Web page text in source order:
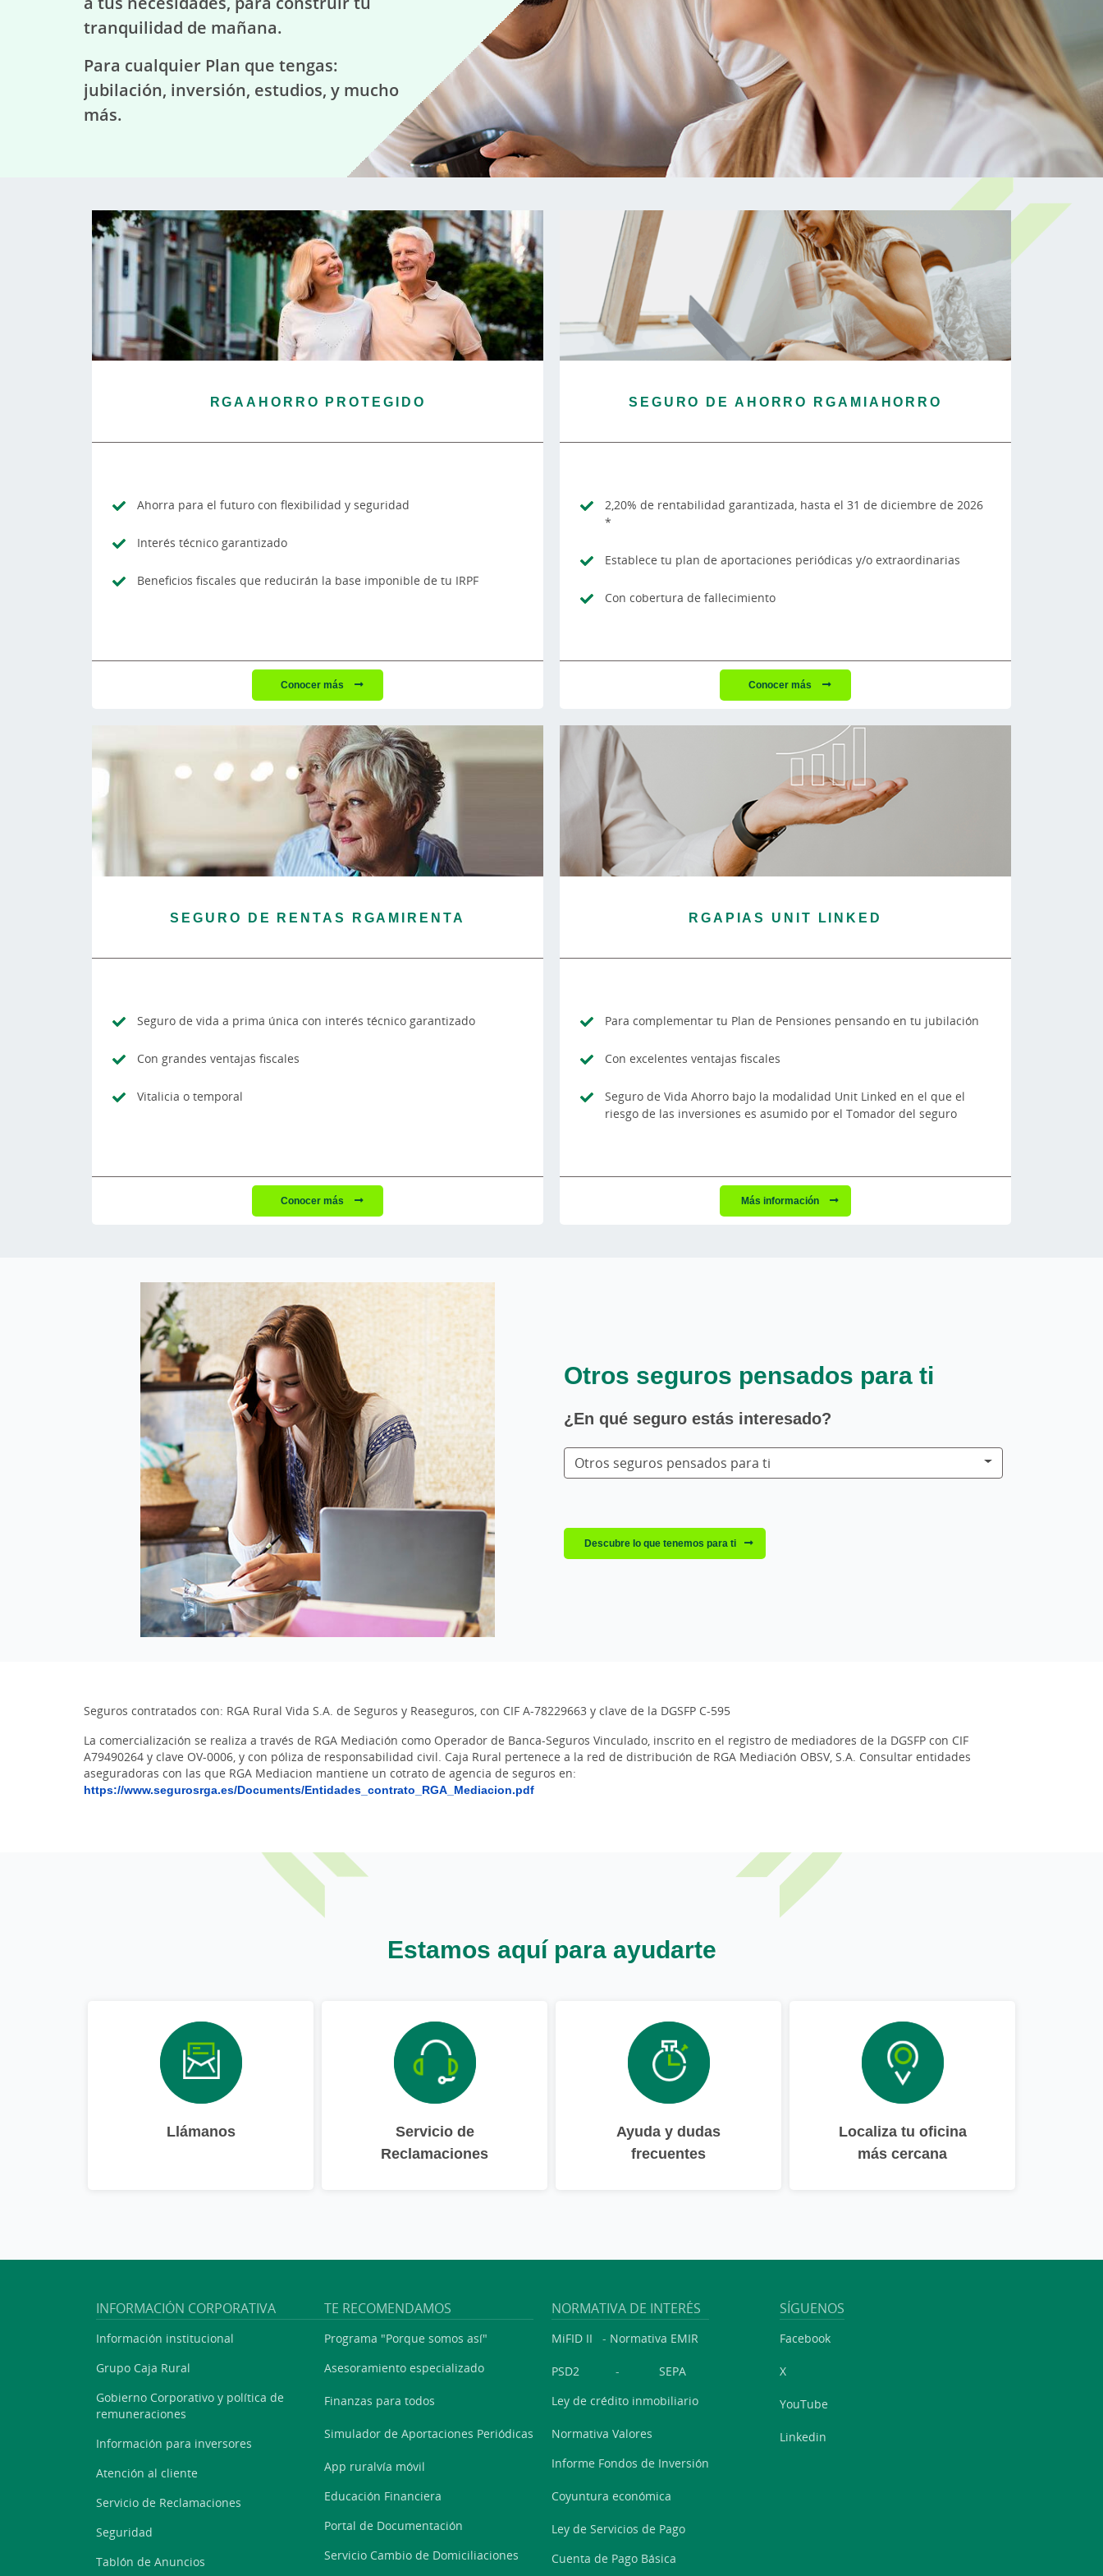
tranquilidad de mañana.
Para cualquier Plan que tengas:
jubilación, inversión, estudios, y mucho
más.
RGAAHORRO PROTEGIDO
Ahorra para el futuro con flexibilidad y seguridad
Interés técnico garantizado
Beneficios fiscales que reducirán la base imponible de tu IRPF
Conocer más
SEGURO DE AHORRO RGAMIAHORRO
2,20% de rentabilidad garantizada, hasta el 31 de diciembre de 2026
*
Establece tu plan de aportaciones periódicas y/o extraordinarias
Con cobertura de fallecimiento
Conocer más
SEGURO DE RENTAS RGAMIRENTA
Seguro de vida a prima única con interés técnico garantizado
Con grandes ventajas fiscales
Vitalicia o temporal
Conocer más
RGAPIAS UNIT LINKED
Para complementar tu Plan de Pensiones pensando en tu jubilación
Con excelentes ventajas fiscales
Seguro de Vida Ahorro bajo la modalidad Unit Linked en el que el
riesgo de las inversiones es asumido por el Tomador del seguro
Más información
Otros seguros pensados para ti
¿En qué seguro estás interesado?
Otros seguros pensados para ti
Descubre lo que tenemos para ti
Seguros contratados con: RGA Rural Vida S.A. de Seguros y Reaseguros, con CIF A-78229663 y clave de la DGSFP C-595
La comercialización se realiza a través de RGA Mediación como Operador de Banca-Seguros Vinculado, inscrito en el registro de mediadores de la DGSFP con CIF
A79490264 y clave OV-0006, y con póliza de responsabilidad civil. Caja Rural pertenece a la red de distribución de RGA Mediación OBSV, S.A. Consultar entidades
aseguradoras con las que RGA Mediacion mantiene un cotrato de agencia de seguros en:
https://www.segurosrga.es/Documents/Entidades_contrato_RGA_Mediacion.pdf
Estamos aquí para ayudarte
Llámanos
Servicio de
Reclamaciones
Ayuda y dudas
frecuentes
Localiza tu oficina
más cercana
INFORMACIÓN CORPORATIVA
Información institucional
Grupo Caja Rural
Gobierno Corporativo y política de
remuneraciones
Información para inversores
Atención al cliente
Servicio de Reclamaciones
Seguridad
Tablón de Anuncios
TE RECOMENDAMOS
Programa "Porque somos así"
Asesoramiento especializado
Finanzas para todos
Simulador de Aportaciones Periódicas
App ruralvía móvil
Educación Financiera
Portal de Documentación
Servicio Cambio de Domiciliaciones
NORMATIVA DE INTERÉS
MiFID II - Normativa EMIR
PSD2 - SEPA
Ley de crédito inmobiliario
Normativa Valores
Informe Fondos de Inversión
Coyuntura económica
Ley de Servicios de Pago
Cuenta de Pago Básica
SÍGUENOS
Facebook
X
YouTube
Linkedin